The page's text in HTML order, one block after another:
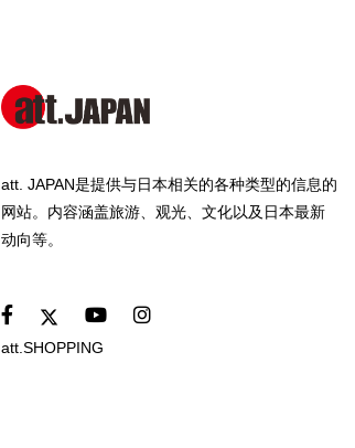
att. JAPAN是提供与日本相关的各种类型的信息的
网站。内容涵盖旅游、观光、文化以及日本最新
动向等。
att.SHOPPING